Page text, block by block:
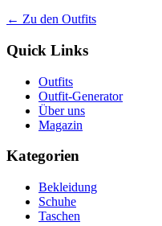
← Zu den Outfits
Quick Links
Outfits
Outfit-Generator
Über uns
Magazin
Kategorien
Bekleidung
Schuhe
Taschen